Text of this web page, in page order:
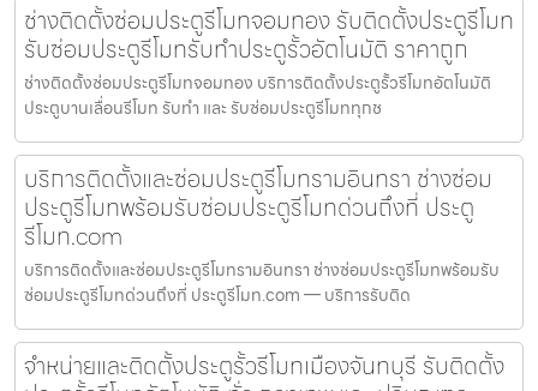
ช่างติดตั้งซ่อมประตูรีโมทจอมทอง รับติดตั้งประตูรีโมท
รับซ่อมประตูรีโมทรับทำประตูรั้วอัตโนมัติ ราคาถูก
ช่างติดตั้งซ่อมประตูรีโมทจอมทอง บริการติดตั้งประตูรั้วรีโมทอัตโนมัติ
ประตูบานเลื่อนรีโมท รับทำ และ รับซ่อมประตูรีโมททุกช
บริการติดตั้งและซ่อมประตูรีโมทรามอินทรา ช่างซ่อม
ประตูรีโมทพร้อมรับซ่อมประตูรีโมทด่วนถึงที่ ประตู
รีโมท.com
บริการติดตั้งและซ่อมประตูรีโมทรามอินทรา ช่างซ่อมประตูรีโมทพร้อมรับ
ซ่อมประตูรีโมทด่วนถึงที่ ประตูรีโมท.com — บริการรับติด
จำหน่ายและติดตั้งประตูรั้วรีโมทเมืองจันทบุรี รับติดตั้ง